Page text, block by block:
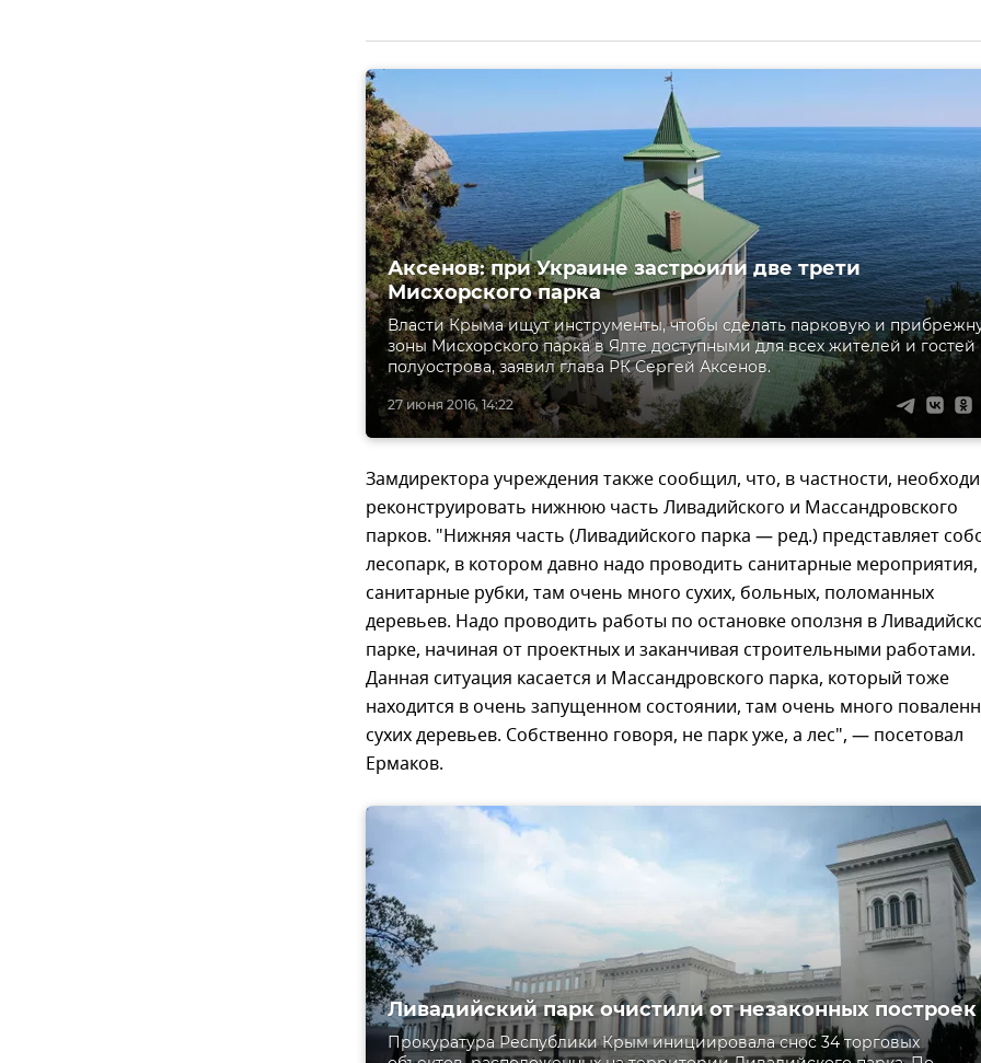
27 июня 2016, 14:22
Аксенов: при Украине застроили две трети
Мисхорского парка
Власти Крыма ищут инструменты, чтобы сделать парковую и
зоны Мисхорского парка в Ялте доступными для всех жителей и гостей
полуострова, заявил глава РК Сергей Аксенов.
Замдиректора учреждения также сообщил, что, в частности,
реконструировать нижнюю часть Ливадийского и Массандровского
парков. "Нижняя часть (Ливадийского парка — ред.) представляет
лесопарк, в котором давно надо проводить санитарные мероприятия,
санитарные рубки, там очень много сухих, больных, поломанных
деревьев. Надо проводить работы по остановке оползня в
парке, начиная от проектных и заканчивая строительными работами.
Данная ситуация касается и Массандровского парка, который тоже
находится в очень запущенном состоянии, там очень много
сухих деревьев. Собственно говоря, не парк уже, а лес", — посетовал
Ермаков.
Ливадийский парк очистили от незаконных построек
Прокуратура Республики Крым инициировала снос 34 торговых